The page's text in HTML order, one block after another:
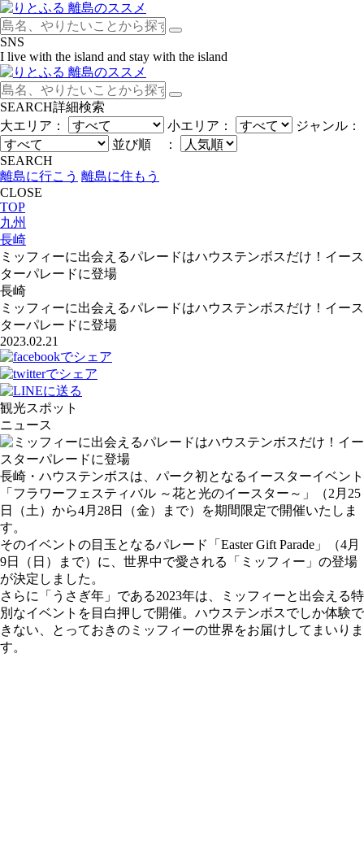
SNS
I live with the island and stay with the island
SEARCH詳細検索
大エリア：
小エリア：
ジャンル：
並び順 ：
SEARCH
離島に行こう 離島に住もう
CLOSE
TOP
九州
長崎
ミッフィーに出会えるパレードはハウステンボスだけ！イース
ターパレードに登場
長崎
ミッフィーに出会えるパレードはハウステンボスだけ！イース
ターパレードに登場
2023.02.21
観光スポット
ニュース
長崎・ハウステンボスは、パーク初となるイースターイベント
「フラワーフェスティバル ～花と光のイースター～」（2月25
日（土）から4月28日（金）まで）を期間限定で開催いたしま
す。
そのイベントの目玉となるパレード「Easter Gift Parade」（4月
9日（日）まで）に、世界中で愛される「ミッフィー」の登場
が決定しました。
さらに「うさぎ年」である2023年は、ミッフィーと出会える特
別なイベントを目白押しで開催。ハウステンボスでしか体験で
きない、とっておきのミッフィーの世界をお届けしてまいりま
す。